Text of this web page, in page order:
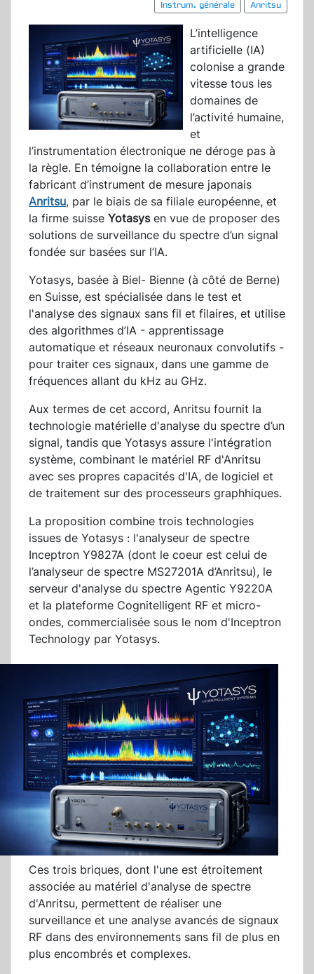
Instrum. générale
Anritsu
L’intelligence
artificielle (IA)
colonise a grande
vitesse tous les
domaines de
l’activité humaine,
et
l’instrumentation électronique ne déroge pas à
la règle. En témoigne la collaboration entre le
fabricant d’instrument de mesure japonais
Anritsu, par le biais de sa filiale européenne, et
la firme suisse Yotasysen vue de proposer des
solutions de surveillance du spectre d’un signal
fondée sur basées sur l’IA.
Yotasys, basée à Biel- Bienne (à côté de Berne)
en Suisse, est spécialisée dans le test et
l'analyse des signaux sans fil et filaires, et utilise
des algorithmes d’IA - apprentissage
automatique et réseaux neuronaux convolutifs -
pour traiter ces signaux, dans une gamme de
fréquences allant du kHz au GHz.
Aux termes de cet accord, Anritsu fournit la
technologie matérielle d'analyse du spectre d’un
signal, tandis que Yotasys assure l'intégration
système, combinant le matériel RF d'Anritsu
avec ses propres capacités d'IA, de logiciel et
de traitement sur des processeurs graphhiques.
La proposition combine trois technologies
issues de Yotasys : l'analyseur de spectre
Inceptron Y9827A (dont le coeur est celui de
l’analyseur de spectre MS27201A d’Anritsu), le
serveur d'analyse du spectre Agentic Y9220A
et la plateforme Cognitelligent RF et micro-
ondes, commercialisée sous le nom d'Inceptron
Technology par Yotasys.
Ces trois briques, dont l'une est étroitement
associée au matériel d'analyse de spectre
d'Anritsu, permettent de réaliser une
surveillance et une analyse avancés de signaux
RF dans des environnements sans fil de plus en
plus encombrés et complexes.